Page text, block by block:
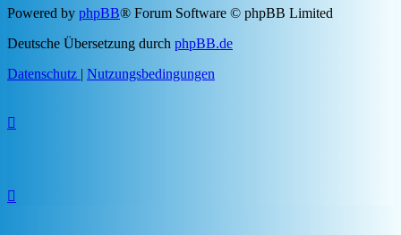
Powered by phpBB® Forum Software © phpBB Limited
Deutsche Übersetzung durch phpBB.de
Datenschutz | Nutzungsbedingungen